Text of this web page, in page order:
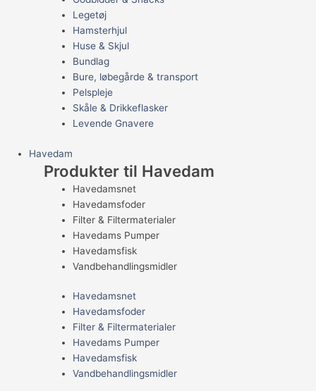
Legetøj
Hamsterhjul
Huse & Skjul
Bundlag
Bure, løbegårde & transport
Pelspleje
Skåle & Drikkeflasker
Levende Gnavere
Havedam
Produkter til Havedam
Havedamsnet
Havedamsfoder
Filter & Filtermaterialer
Havedams Pumper
Havedamsfisk
Vandbehandlingsmidler
Havedamsnet
Havedamsfoder
Filter & Filtermaterialer
Havedams Pumper
Havedamsfisk
Vandbehandlingsmidler